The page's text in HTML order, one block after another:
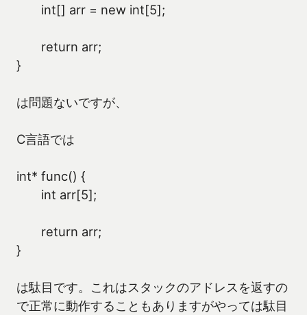
int[] arr = new int[5];
return arr;
}
は問題ないですが、
C言語では
int* func() {
int arr[5];
return arr;
}
は駄目です。これはスタックのアドレスを返すの
で正常に動作することもありますがやっては駄目